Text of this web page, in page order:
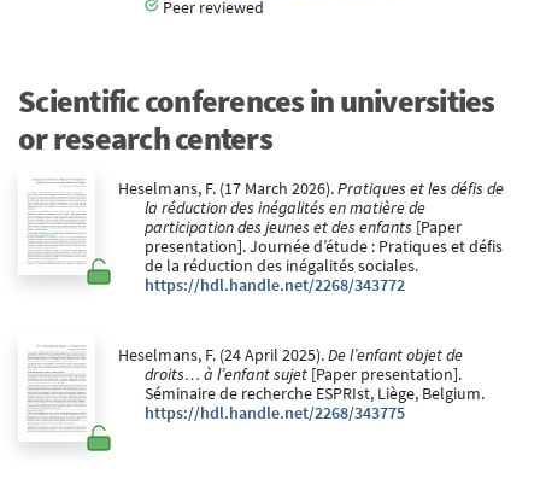
Peer reviewed
Scientific conferences in universities
or research centers
Heselmans, F. (17 March 2026).Pratiques et les défis de
la réduction des inégalités en matière de
participation des jeunes et des enfants [Paper
presentation]. Journée d’étude : Pratiques et défis
de la réduction des inégalités sociales.
https://hdl.handle.net/2268/343772
Heselmans, F. (24 April 2025).De l’enfant objet de
droits… à l’enfant sujet [Paper presentation].
Séminaire de recherche ESPRIst, Liège, Belgium.
https://hdl.handle.net/2268/343775